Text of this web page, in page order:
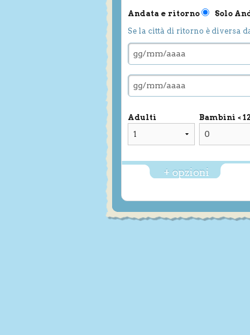
Andata e ritorno
Solo
Se la città di ritorno è diversa
Adulti Bambini < 12
+ opzioni